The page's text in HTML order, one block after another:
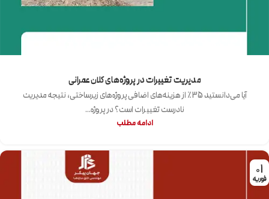
مدیریت تغییرات در پروژه‌های کلان عمرانی
آیا می‌دانستید 35٪ از هزینه‌های اضافی پروژه‌های زیرساختی، نتیجه مدیریت
نادرست تغییرات است؟ در پروژه...
ادامه مطلب
01
فوریه